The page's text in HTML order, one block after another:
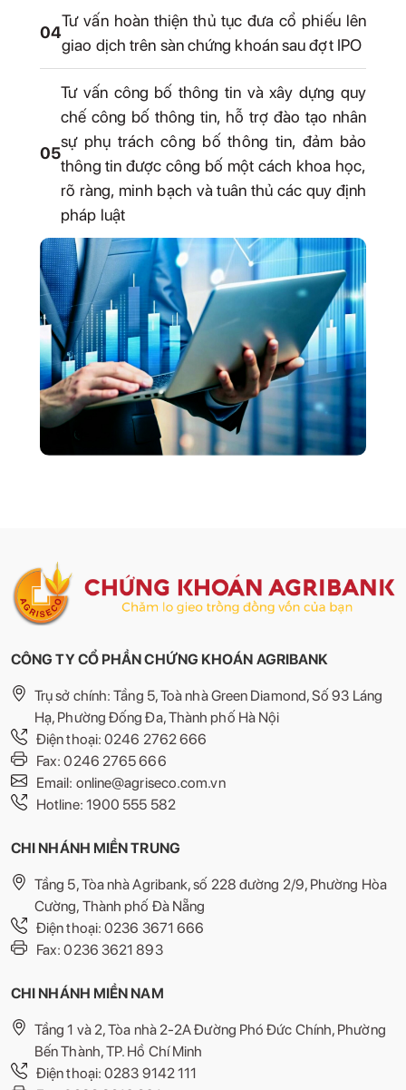
04
Tư vấn hoàn thiện thủ tục đưa cổ phiếu lên
giao dịch trên sàn chứng khoán sau đợt IPO
05
Tư vấn công bố thông tin và xây dựng quy
chế công bố thông tin, hỗ trợ đào tạo nhân
sự phụ trách công bố thông tin, đảm bảo
thông tin được công bố một cách khoa học,
rõ ràng, minh bạch và tuân thủ các quy định
pháp luật
CÔNG TY CỔ PHẦN CHỨNG KHOÁN AGRIBANK
Trụ sở chính: Tầng 5, Toà nhà Green Diamond, Số 93 Láng
Hạ, Phường Đống Đa, Thành phố Hà Nội
Điện thoại: 0246 2762 666
Fax: 0246 2765 666
Email: online@agriseco.com.vn
Hotline: 1900 555 582
CHI NHÁNH MIỀN TRUNG
Tầng 5, Tòa nhà Agribank, số 228 đường 2/9, Phường Hòa
Cường, Thành phố Đà Nẵng
Điện thoại: 0236 3671 666
Fax: 0236 3621 893
CHI NHÁNH MIỀN NAM
Tầng 1 và 2, Tòa nhà 2-2A Đường Phó Đức Chính, Phường
Bến Thành, TP. Hồ Chí Minh
Điện thoại: 0283 9142 111